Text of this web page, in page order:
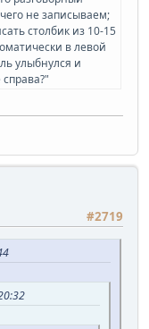
не записываем;
столбик из 10-15
в левой
улыбнулся и
#2719